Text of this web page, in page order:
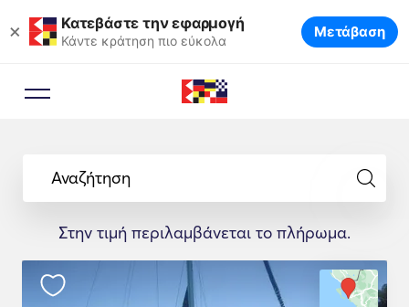
× Κατεβάστε την εφαρμογή
Κάντε κράτηση πιο εύκολα Μετάβαση
Αναζήτηση
Στην τιμή περιλαμβάνεται το πλήρωμα.